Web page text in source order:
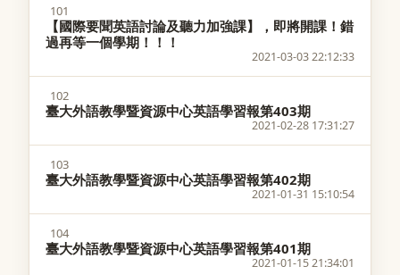
101
【國際要聞英語討論及聽力加強課】，即將開課！錯
過再等一個學期！！！
2021-03-03 22:12:33
102
臺大外語教學暨資源中心英語學習報第403期
2021-02-28 17:31:27
103
臺大外語教學暨資源中心英語學習報第402期
2021-01-31 15:10:54
104
臺大外語教學暨資源中心英語學習報第401期
2021-01-15 21:34:01